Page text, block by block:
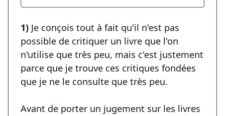
1) Je conçois tout à fait qu'il n'est pas
possible de critiquer un livre que l'on
n'utilise que très peu, mais c'est justement
parce que je trouve ces critiques fondées
que je ne le consulte que très peu.
Avant de porter un jugement sur les livres